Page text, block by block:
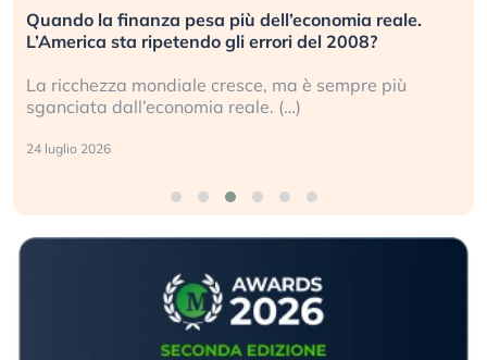
Quando la finanza pesa più dell’economia reale.
L’America sta ripetendo gli errori del 2008?
La ricchezza mondiale cresce, ma è sempre più
sganciata dall’economia reale. (…)
24 luglio 2026